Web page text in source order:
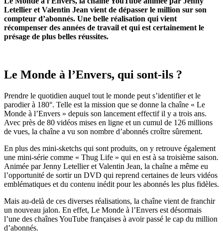
Letellier et Valentin Jean vient de dépasser le million sur son
compteur d’abonnés. Une belle réalisation qui vient
récompenser des années de travail et qui est certainement le
présage de plus belles réussites.
Le Monde à l’Envers, qui sont-ils ?
Prendre le quotidien auquel tout le monde peut s’identifier et le
parodier à 180°. Telle est la mission que se donne la chaîne « Le
Monde à l’Envers » depuis son lancement effectif il y a trois ans.
Avec près de 80 vidéos mises en ligne et un cumul de 126 millions
de vues, la chaîne a vu son nombre d’abonnés croître sûrement.
En plus des mini-sketchs qui sont produits, on y retrouve également
une mini-série comme « Thug Life » qui en est à sa troisième saison.
Animée par Jenny Letellier et Valentin Jean, la chaîne a même eu
l’opportunité de sortir un DVD qui reprend certaines de leurs vidéos
emblématiques et du contenu inédit pour les abonnés les plus fidèles.
Mais au-delà de ces diverses réalisations, la chaîne vient de franchir
un nouveau jalon. En effet, Le Monde à l’Envers est désormais
l’une des chaînes YouTube françaises à avoir passé le cap du million
d’abonnés.